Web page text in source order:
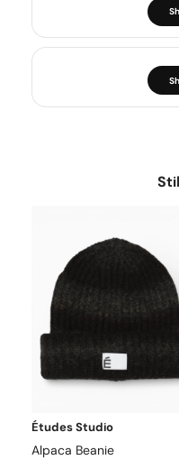
Études Studio
Alpaca Beanie